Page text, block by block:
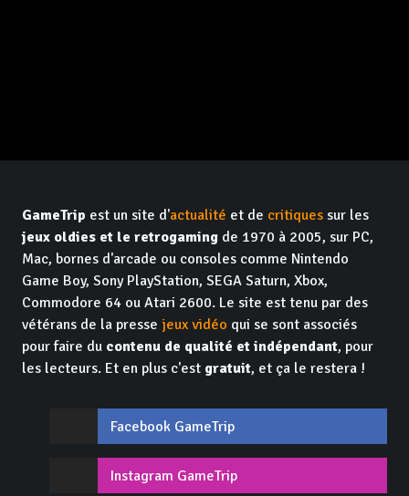
GameTrip est un site d'actualité et de critiques sur les
jeux oldies et le retrogaming de 1970 à 2005, sur PC,
Mac, bornes d'arcade ou consoles comme Nintendo
Game Boy, Sony PlayStation, SEGA Saturn, Xbox,
Commodore 64 ou Atari 2600. Le site est tenu par des
vétérans de la presse jeux vidéo qui se sont associés
pour faire du contenu de qualité et indépendant, pour
les lecteurs. Et en plus c'est gratuit, et ça le restera !
Facebook GameTrip
Instagram GameTrip